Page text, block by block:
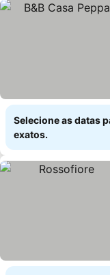
Selecione as datas
exatos.